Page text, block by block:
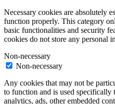
Necessary cookies are absolutely
function properly. This category
basic functionalities and security
cookies do not store any personal
Non-necessary
Non-necessary
Any cookies that may not be
to function and is used specifically
analytics, ads, other embedded